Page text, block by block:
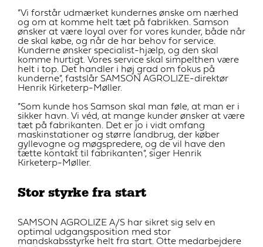
”Vi forstår udmærket kundernes ønske om nærhed
og om at komme helt tæt på fabrikken. Samson
ønsker at være loyal over for vores kunder, både når
de skal købe, og når de har behov for service.
Kunderne ønsker specialist-hjælp, og den skal
komme hurtigt. Vores service skal simpelthen være
helt i top. Det handler i høj grad om fokus på
kunderne”, fastslår SAMSON AGROLIZE-direktør
Henrik Kirketerp-Møller.
”Som kunde hos Samson skal man føle, at man er i
sikker havn. Vi véd, at mange kunder ønsker at være
tæt på fabrikanten. Det er jo i vidt omfang
maskinstationer og større landbrug, der køber
gyllevogne og møgspredere, og de vil have den
tætte kontakt til fabrikanten”, siger Henrik
Kirketerp-Møller.
Stor styrke fra start
SAMSON AGROLIZE A/S har sikret sig selv en
optimal udgangsposition med stor
mandskabsstyrke helt fra start. Otte medarbejdere